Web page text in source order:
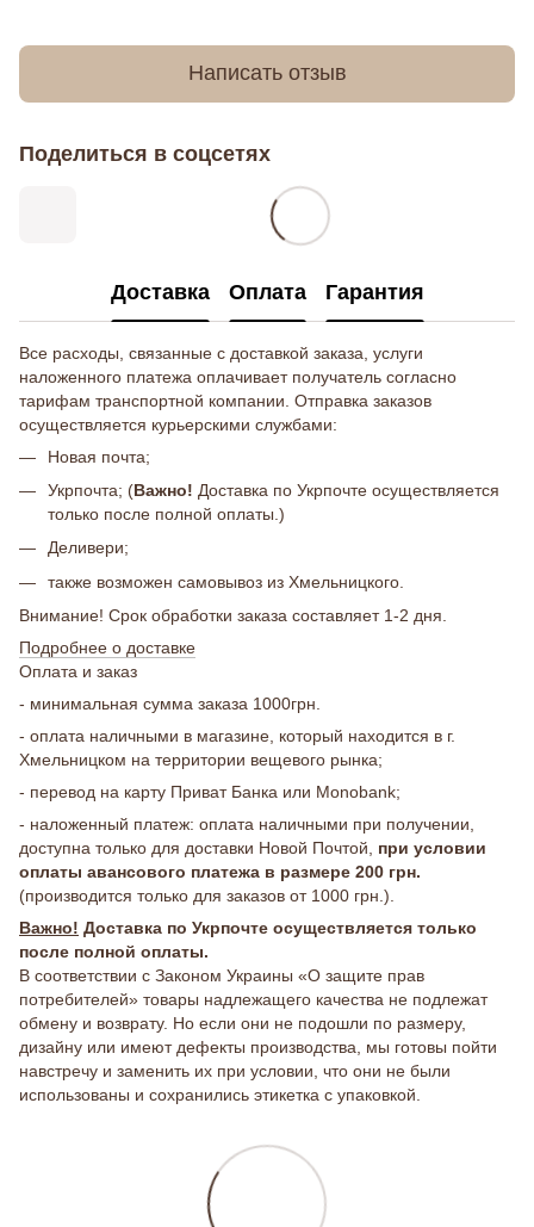
Написать отзыв
Поделиться в соцсетях
Доставка Оплата Гарантия
Все расходы, связанные с доставкой заказа, услуги
наложенного платежа оплачивает получатель согласно
тарифам транспортной компании. Отправка заказов
осуществляется курьерскими службами:
Новая почта;
Укрпочта; (Важно! Доставка по Укрпочте осуществляется
только после полной оплаты.)
Деливери;
также возможен самовывоз из Хмельницкого.
Внимание! Срок обработки заказа составляет 1-2 дня.
Подробнее о доставке
Оплата и заказ
- минимальная сумма заказа 1000грн.
- оплата наличными в магазине, который находится в г.
Хмельницком на территории вещевого рынка;
- перевод на карту Приват Банка или Monobank;
- наложенный платеж: оплата наличными при получении,
доступна только для доставки Новой Почтой, при условии
оплаты авансового платежа в размере 200 грн.
(производится только для заказов от 1000 грн.).
Важно! Доставка по Укрпочте осуществляется только
после полной оплаты.
В соответствии с Законом Украины «О защите прав
потребителей» товары надлежащего качества не подлежат
обмену и возврату. Но если они не подошли по размеру,
дизайну или имеют дефекты производства, мы готовы пойти
навстречу и заменить их при условии, что они не были
использованы и сохранились этикетка с упаковкой.